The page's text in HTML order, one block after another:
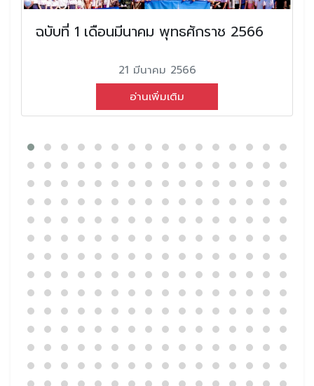
ฉบับที่ 1 เดือนมีนาคม พุทธศักราช 2566
21 มีนาคม 2566
อ่านเพิ่มเติม